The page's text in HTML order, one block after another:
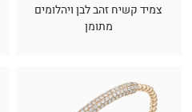
צמיד קשיח זהב לבן ויהלומים
מתומן